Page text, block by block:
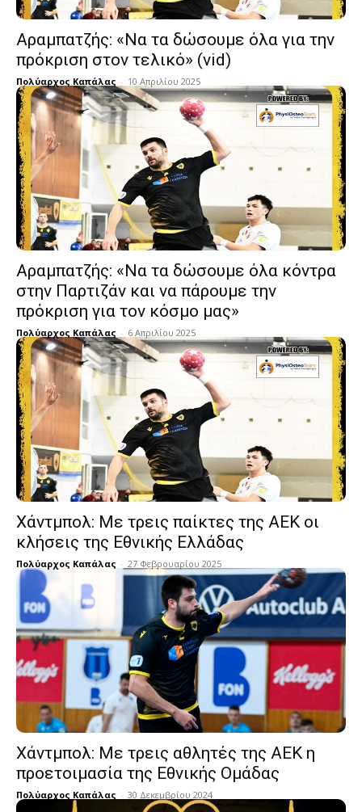
Αραμπατζής: «Να τα δώσουμε όλα για την
πρόκριση στον τελικό» (vid)
Πολύαρχος Καπάλας - 10 Απριλίου 2025
Αραμπατζής: «Να τα δώσουμε όλα κόντρα
στην Παρτιζάν και να πάρουμε την
πρόκριση για τον κόσμο μας»
Πολύαρχος Καπάλας - 6 Απριλίου 2025
Χάντμπολ: Με τρεις παίκτες της ΑΕΚ οι
κλήσεις της Εθνικής Ελλάδας
Πολύαρχος Καπάλας - 27 Φεβρουαρίου 2025
Χάντμπολ: Με τρεις αθλητές της ΑΕΚ η
προετοιμασία της Εθνικής Ομάδας
Πολύαρχος Καπάλας - 30 Δεκεμβρίου 2024